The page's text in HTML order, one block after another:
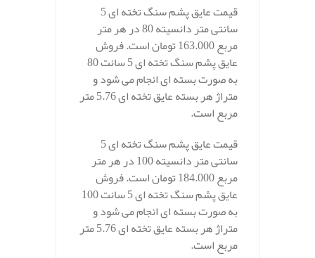
قیمت عایق پشم سنگ تخته ای 5
سانتی متر دانسیته 80 در هر متر
مربع 163.000 تومان است. فروش
عایق پشم سنگ تخته ای 5 سانت 80
به صورت بسته ای انجام می شود و
متراژ هر بسته عایق تخته ای 5.76 متر
مربع است.
قیمت عایق پشم سنگ تخته ای 5
سانتی متر دانسیته 100 در هر متر
مربع 184.000 تومان است. فروش
عایق پشم سنگ تخته ای 5 سانت 100
به صورت بسته ای انجام می شود و
متراژ هر بسته عایق تخته ای 5.76 متر
مربع است.